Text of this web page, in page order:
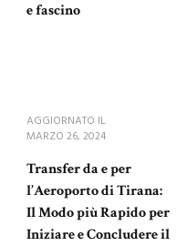
e fascino
AGGIORNATO IL
MARZO 26, 2024
Transfer da e per
l’Aeroporto di Tirana:
Il Modo più Rapido per
Iniziare e Concludere il